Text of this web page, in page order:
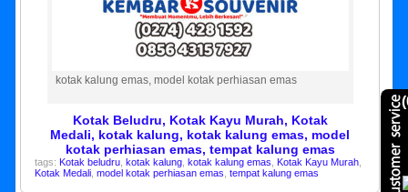
kotak kalung emas, model kotak perhiasan emas
Kotak Beludru, Kotak Kayu Murah, Kotak
Medali, kotak kalung, kotak kalung emas, model
kotak perhiasan emas, tempat kalung emas
tags:Kotak beludru ,kotak kalung ,kotak kalung emas ,Kotak Kayu Murah
Kotak Medali ,model kotak perhiasan emas ,tempat kalung emas